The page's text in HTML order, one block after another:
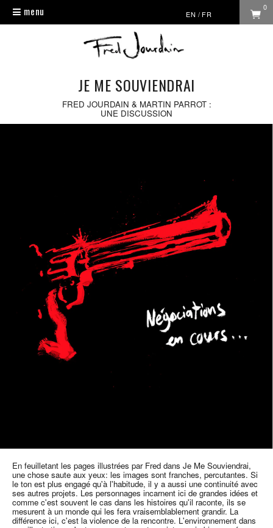
Toggle
navigation
menu EN / FR
0
JE ME SOUVIENDRAI
FRED JOURDAIN & MARTIN PARROT :
UNE DISCUSSION
En feuilletant les pages illustrées par Fred dans Je Me Souviendrai,
une chose saute aux yeux: les images sont franches, percutantes. Si
le ton est plus engagé qu'à l'habitude, il y a aussi une continuité avec
ses autres projets. Les personnages incarnent ici de grandes idées et
comme c'est souvent le cas dans les histoires qu'il raconte, ils se
mesurent à un monde qui les fera vraisemblablement grandir. La
différence ici, c'est la violence de la rencontre. L'environnement dans